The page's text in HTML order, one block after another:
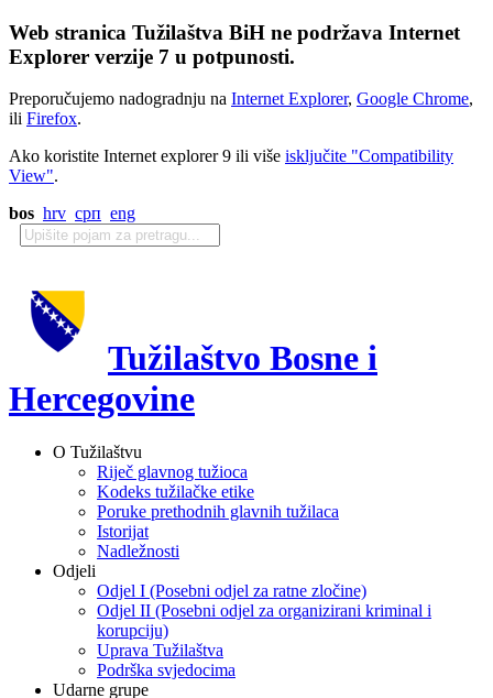
Web stranica Tužilaštva BiH ne podržava Internet
Explorer verzije 7 u potpunosti.
Preporučujemo nadogradnju na Internet Explorer, Google Chrome,
ili Firefox.
Ako koristite Internet explorer 9 ili više isključite "Compatibility
View".
bos hrv срп eng
Tužilaštvo Bosne i
Hercegovine
O Tužilaštvu
Riječ glavnog tužioca
Kodeks tužilačke etike
Poruke prethodnih glavnih tužilaca
Istorijat
Nadležnosti
Odjeli
Odjel I (Posebni odjel za ratne zločine)
Odjel II (Posebni odjel za organizirani kriminal i
korupciju)
Uprava Tužilaštva
Podrška svjedocima
Udarne grupe